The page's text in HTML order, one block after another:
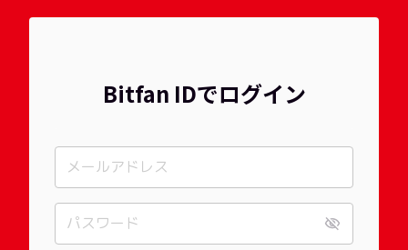
Bitfan IDでログイン